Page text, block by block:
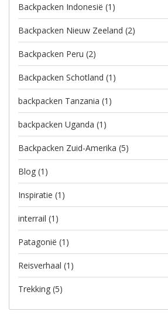
Backpacken Indonesië (1)
Backpacken Nieuw Zeeland (2)
Backpacken Peru (2)
Backpacken Schotland (1)
backpacken Tanzania (1)
backpacken Uganda (1)
Backpacken Zuid-Amerika (5)
Blog (1)
Inspiratie (1)
interrail (1)
Patagonië (1)
Reisverhaal (1)
Trekking (5)